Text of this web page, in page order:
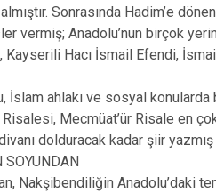
Sonrasında Hadim’e
vermiş; Anadolu’nun birçok
Kayserili Hacı İsmail Efendi,
İslam ahlakı ve sosyal
Mecmüat’ür Risale en
dolduracak kadar şiir
SOYUNDAN
Nakşibendiliğin Anadolu’daki